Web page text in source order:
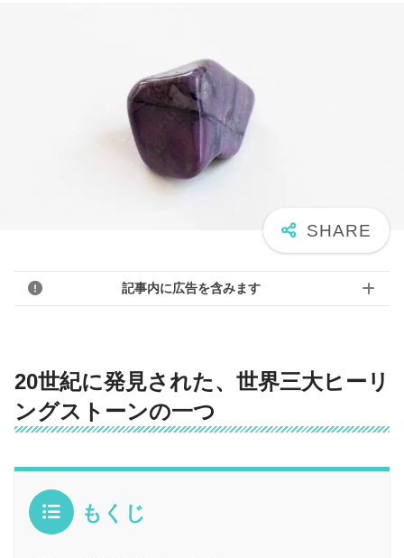
記事内に広告を含みます
20世紀に発見された、世界三大ヒーリ
ングストーンの一つ
もくじ